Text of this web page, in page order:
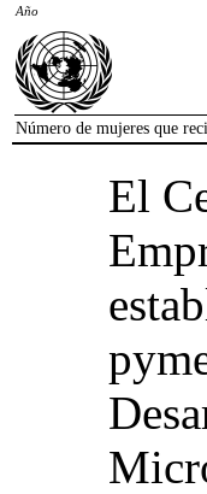
Año
Número de mujeres que
El